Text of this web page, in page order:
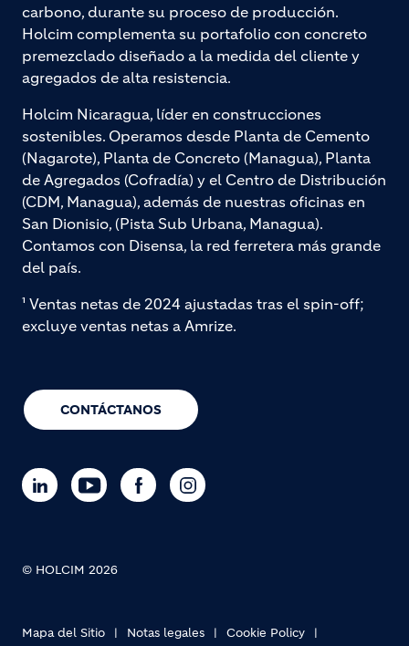
CONTÁCTANOS
carbono, durante su proceso de producción.
Holcim complementa su portafolio con concreto
premezclado diseñado a la medida del cliente y
agregados de alta resistencia.
Holcim Nicaragua, líder en construcciones
sostenibles. Operamos desde Planta de Cemento
(Nagarote), Planta de Concreto (Managua), Planta
de Agregados (Cofradía) y el Centro de Distribución
(CDM, Managua), además de nuestras oficinas en
San Dionisio, (Pista Sub Urbana, Managua).
Contamos con Disensa, la red ferretera más grande
del país.
¹ Ventas netas de 2024 ajustadas tras el spin-off;
excluye ventas netas a Amrize.
© HOLCIM 2026
Mapa del Sitio Notas legales Cookie Policy